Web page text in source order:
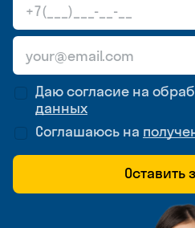
Даю согласие на
данных
Соглашаюсь на
Оставить